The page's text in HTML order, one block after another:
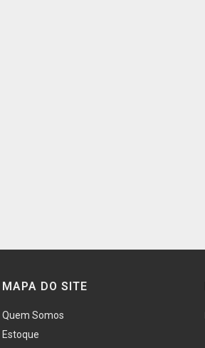
MAPA DO SITE
Quem Somos
Estoque